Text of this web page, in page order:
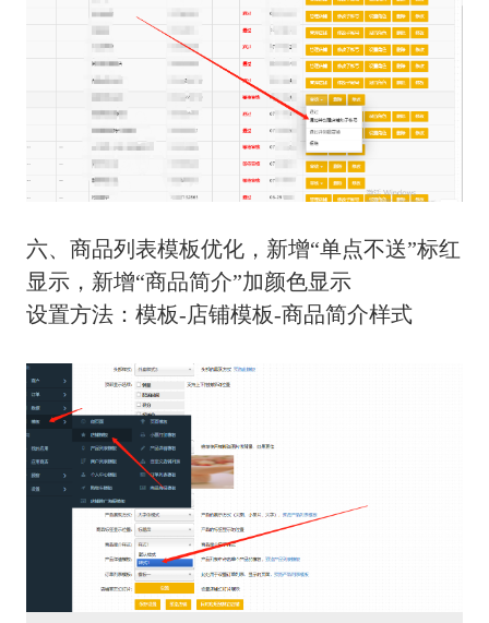
六、商品列表模板优化，新增“单点不送”标红
显示，新增“商品简介”加颜色显示
设置方法：模板-店铺模板-商品简介样式